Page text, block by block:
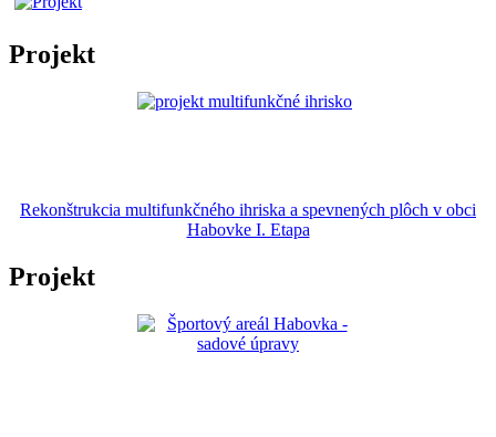
Projekt
Rekonštrukcia multifunkčného ihriska a spevnených plôch v obci
Habovke I. Etapa
Projekt